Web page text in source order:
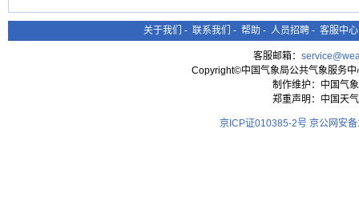
关于我们 - 联系我们 - 帮助 - 人员招聘 - 客服中心
客服邮箱：
Copyright©中国气象局公共气象服务
制作维护：中国气
郑重声明：中国天
京ICP证010385-2号 京公网安